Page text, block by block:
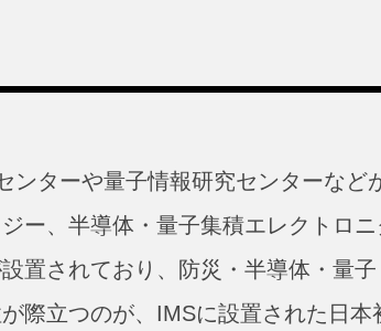
ンターや量子情報研究センターなど
ー、半導体・量子集積エレクトロ
置されており、防災・半導体・量
際立つのが、IMSに設置された日本